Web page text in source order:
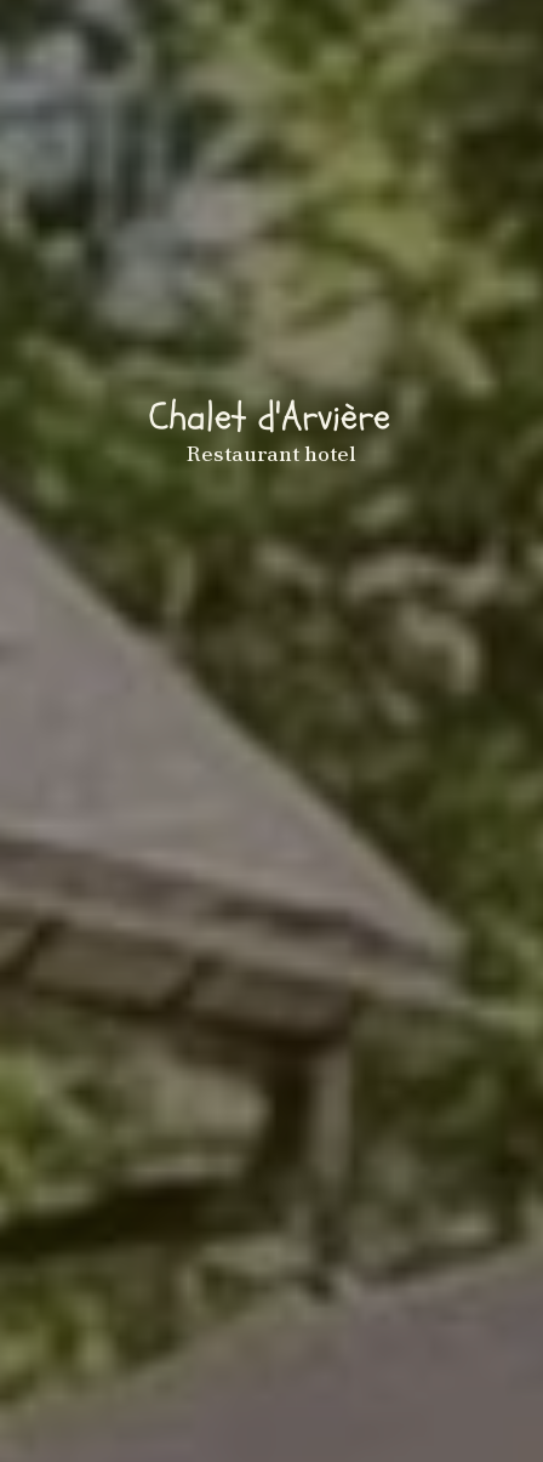
Chalet d'Arvière
Restaurant hotel